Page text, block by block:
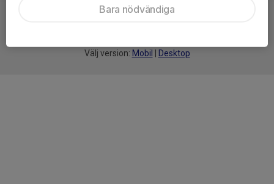
Välj version: Mobil Desktop
Bara nödvändiga